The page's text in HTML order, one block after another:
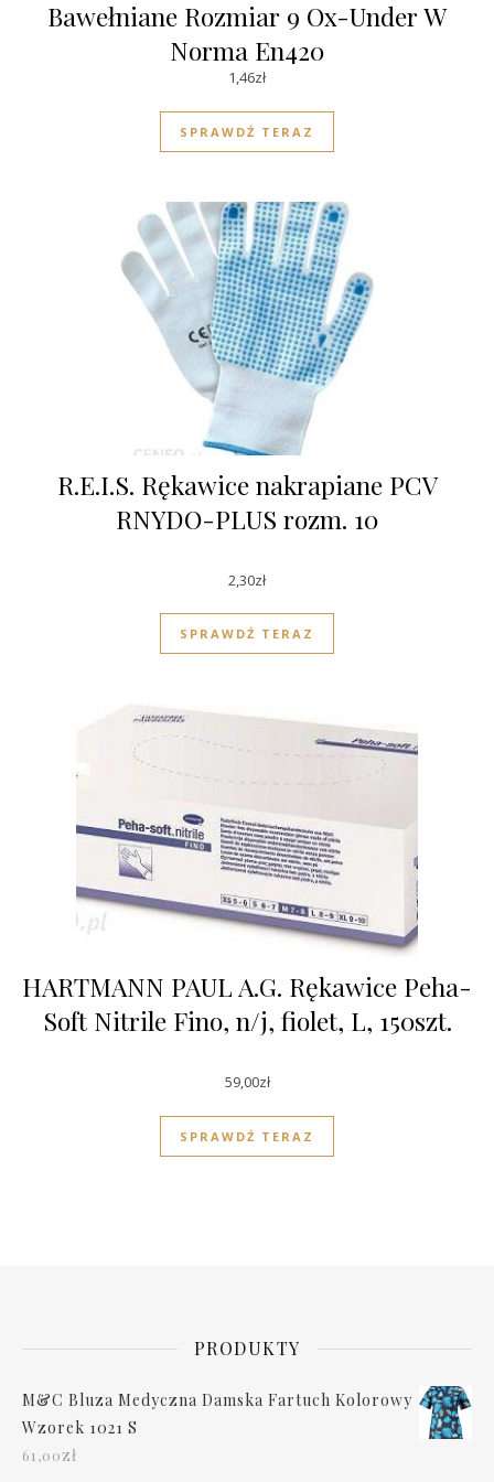
Bawełniane Rozmiar 9 Ox-Under W
Norma En420
1,46zł
SPRAWDŹ TERAZ
R.E.I.S. Rękawice nakrapiane PCV
RNYDO-PLUS rozm. 10
2,30zł
SPRAWDŹ TERAZ
HARTMANN PAUL A.G. Rękawice Peha-
Soft Nitrile Fino, n/j, fiolet, L, 150szt.
59,00zł
SPRAWDŹ TERAZ
PRODUKTY
M&C Bluza Medyczna Damska Fartuch Kolorowy
Wzorek 1021 S
61,00zł